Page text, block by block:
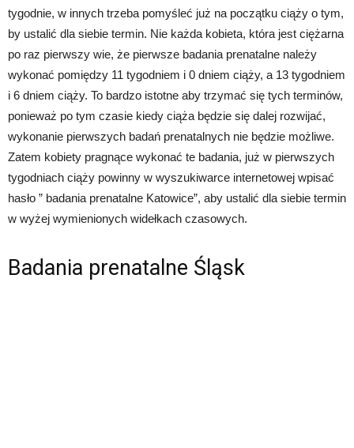
tygodnie, w innych trzeba pomyśleć już na początku ciąży o tym,
by ustalić dla siebie termin. Nie każda kobieta, która jest ciężarna
po raz pierwszy wie, że pierwsze badania prenatalne należy
wykonać pomiędzy 11 tygodniem i 0 dniem ciąży, a 13 tygodniem
i 6 dniem ciąży. To bardzo istotne aby trzymać się tych terminów,
ponieważ po tym czasie kiedy ciąża będzie się dalej rozwijać,
wykonanie pierwszych badań prenatalnych nie będzie możliwe.
Zatem kobiety pragnące wykonać te badania, już w pierwszych
tygodniach ciąży powinny w wyszukiwarce internetowej wpisać
hasło ” badania prenatalne Katowice”, aby ustalić dla siebie termin
w wyżej wymienionych widełkach czasowych.
Badania prenatalne Śląsk